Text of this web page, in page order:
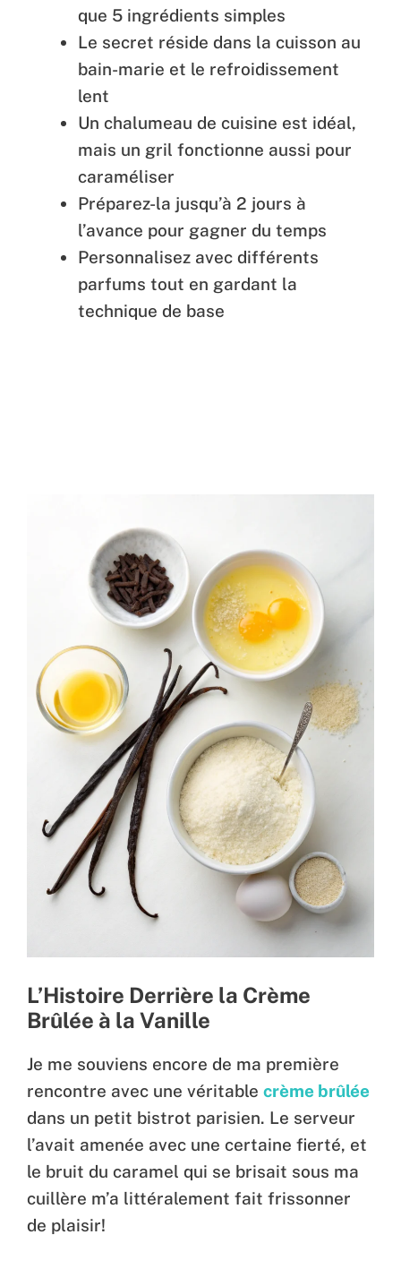
que 5 ingrédients simples
Le secret réside dans la cuisson au
bain-marie et le refroidissement
lent
Un chalumeau de cuisine est idéal,
mais un gril fonctionne aussi pour
caraméliser
Préparez-la jusqu’à 2 jours à
l’avance pour gagner du temps
Personnalisez avec différents
parfums tout en gardant la
technique de base
L’Histoire Derrière la Crème
Brûlée à la Vanille
Je me souviens encore de ma première
rencontre avec une véritable crème brûlée
dans un petit bistrot parisien. Le serveur
l’avait amenée avec une certaine fierté, et
le bruit du caramel qui se brisait sous ma
cuillère m’a littéralement fait frissonner
de plaisir!